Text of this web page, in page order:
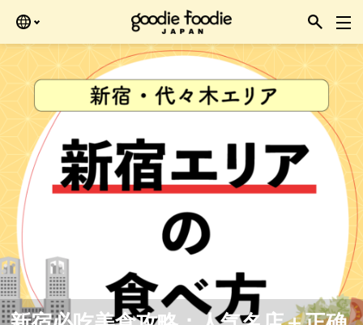
content